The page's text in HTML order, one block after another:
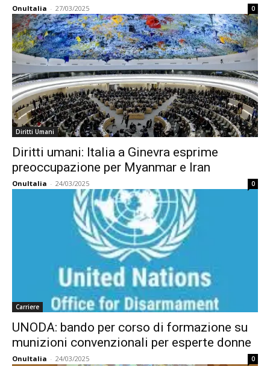
OnuItalia - 27/03/2025 0
Diritti Umani
Diritti umani: Italia a Ginevra esprime
preoccupazione per Myanmar e Iran
OnuItalia - 24/03/2025 0
Carriere
UNODA: bando per corso di formazione su
munizioni convenzionali per esperte donne
OnuItalia - 24/03/2025 0